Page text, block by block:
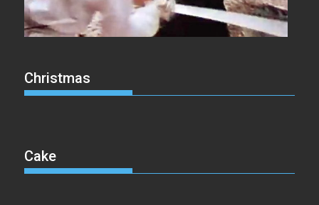
Christmas
Cake